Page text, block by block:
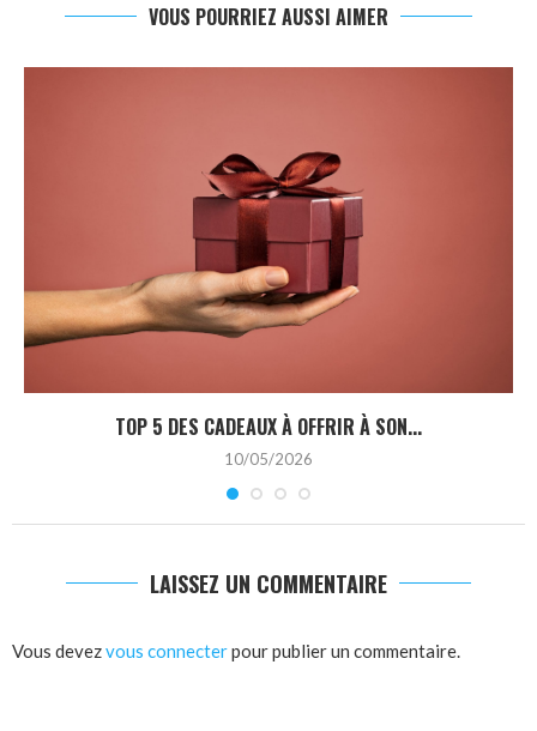
VOUS POURRIEZ AUSSI AIMER
TOP 5 DES CADEAUX À OFFRIR À SON...
10/05/2026
LAISSEZ UN COMMENTAIRE
Vous devezvous connecterpour publier un commentaire.